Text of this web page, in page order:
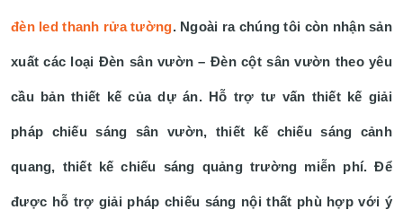
đèn led thanh rửa tường. Ngoài ra chúng tôi còn nhận sản
xuất các loại Đèn sân vườn – Đèn cột sân vườn theo yêu
cầu bản thiết kế của dự án. Hỗ trợ tư vấn thiết kế giải
pháp chiếu sáng sân vườn, thiết kế chiếu sáng cảnh
quang, thiết kế chiếu sáng quảng trường miễn phí. Để
được hỗ trợ giải pháp chiếu sáng nội thất phù hợp với ý